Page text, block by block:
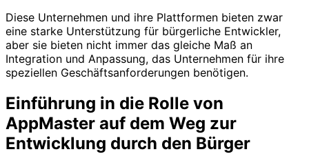
Diese Unternehmen und ihre Plattformen bieten zwar
eine starke Unterstützung für bürgerliche Entwickler,
aber sie bieten nicht immer das gleiche Maß an
Integration und Anpassung, das Unternehmen für ihre
speziellen Geschäftsanforderungen benötigen.
Einführung in die Rolle von
AppMaster auf dem Weg zur
Entwicklung durch den Bürger